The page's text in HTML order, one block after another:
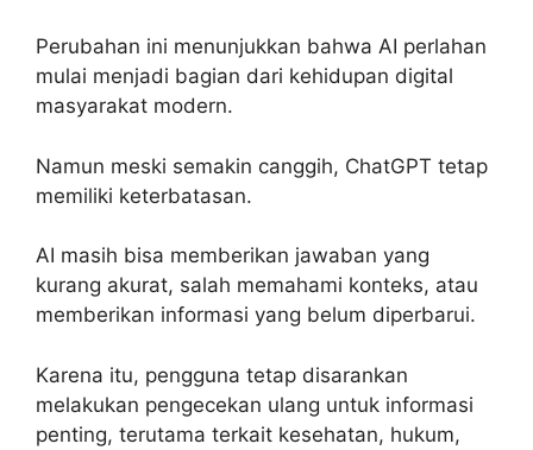
Perubahan ini menunjukkan bahwa AI perlahan
mulai menjadi bagian dari kehidupan digital
masyarakat modern.
Namun meski semakin canggih, ChatGPT tetap
memiliki keterbatasan.
AI masih bisa memberikan jawaban yang
kurang akurat, salah memahami konteks, atau
memberikan informasi yang belum diperbarui.
Karena itu, pengguna tetap disarankan
melakukan pengecekan ulang untuk informasi
penting, terutama terkait kesehatan, hukum,